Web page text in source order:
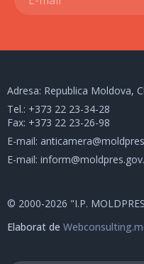
Adresa: Republica Moldova,
Tel.: +373 22 23-34-28
Fax: +373 22 23-26-98
E-mail:
E-mail:
© 2000-2026 "I.P.
Elaborat de